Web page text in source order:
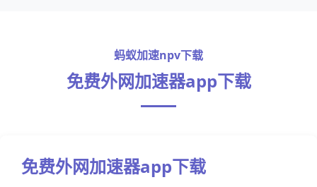
蚂蚁加速npv下载
免费外网加速器app下载
免费外网加速器app下载